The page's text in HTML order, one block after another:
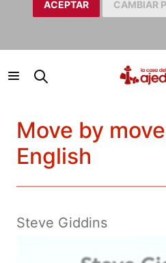
ACEPTAR CAMBIAR
Move by
English
Steve Giddins